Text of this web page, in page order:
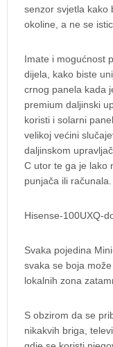
senzor svjetla kako
okoline, a ne se
Imate i mogućnost
dijela, kako biste
crnog panela kada
premium daljinski
koristi i solarni
velikoj većini
daljinskom
C utor te ga je lako
punjača ili računala.
Hisense-100UXQ-
Svaka pojedina
svaka se boja
lokalnih zona
S obzirom da se
nikakvih briga,